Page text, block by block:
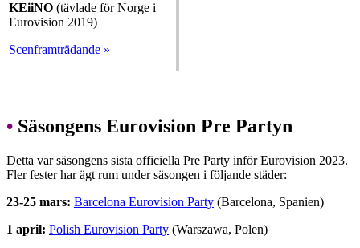
KEiiNO (tävlade för Norge i
Eurovision 2019)
Scenframträdande »
• Säsongens Eurovision Pre Partyn
Detta var säsongens sista officiella Pre Party inför Eurovision 2023.
Fler fester har ägt rum under säsongen i följande städer:
23-25 mars: Barcelona Eurovision Party (Barcelona, Spanien)
1 april: Polish Eurovision Party (Warszawa, Polen)